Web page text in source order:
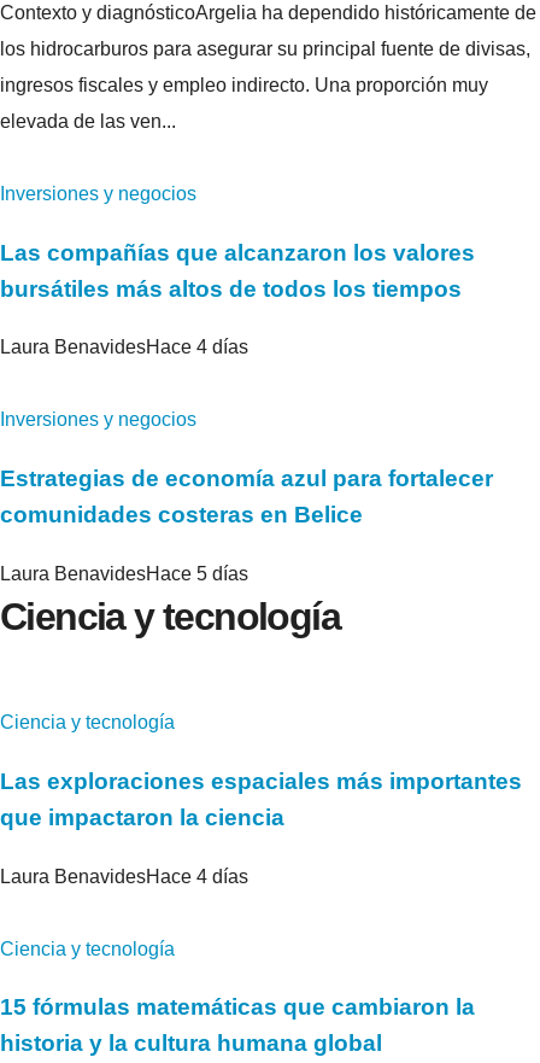
Contexto y diagnósticoArgelia ha dependido históricamente de
los hidrocarburos para asegurar su principal fuente de divisas,
ingresos fiscales y empleo indirecto. Una proporción muy
elevada de las ven...
Inversiones y negocios
Las compañías que alcanzaron los valores
bursátiles más altos de todos los tiempos
Laura BenavidesHace 4 días
Inversiones y negocios
Estrategias de economía azul para fortalecer
comunidades costeras en Belice
Laura BenavidesHace 5 días
Ciencia y tecnología
Ciencia y tecnología
Las exploraciones espaciales más importantes
que impactaron la ciencia
Laura BenavidesHace 4 días
Ciencia y tecnología
15 fórmulas matemáticas que cambiaron la
historia y la cultura humana global